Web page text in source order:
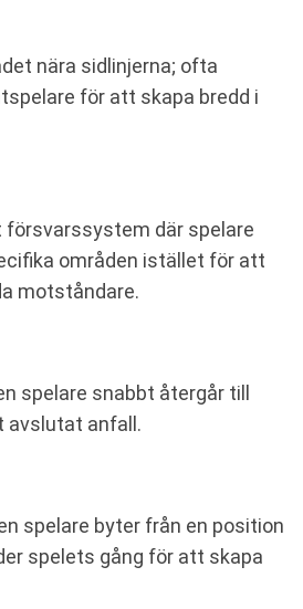
nära sidlinjerna; ofta
för att skapa bredd i
försvarssystem där spelare
områden istället för att
motståndare.
spelare snabbt återgår till
avslutat anfall.
spelare byter från en position
spelets gång för att skapa